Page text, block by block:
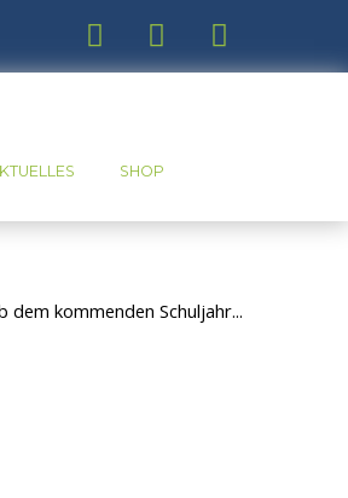
SHOP
dem kommenden Schuljahr...